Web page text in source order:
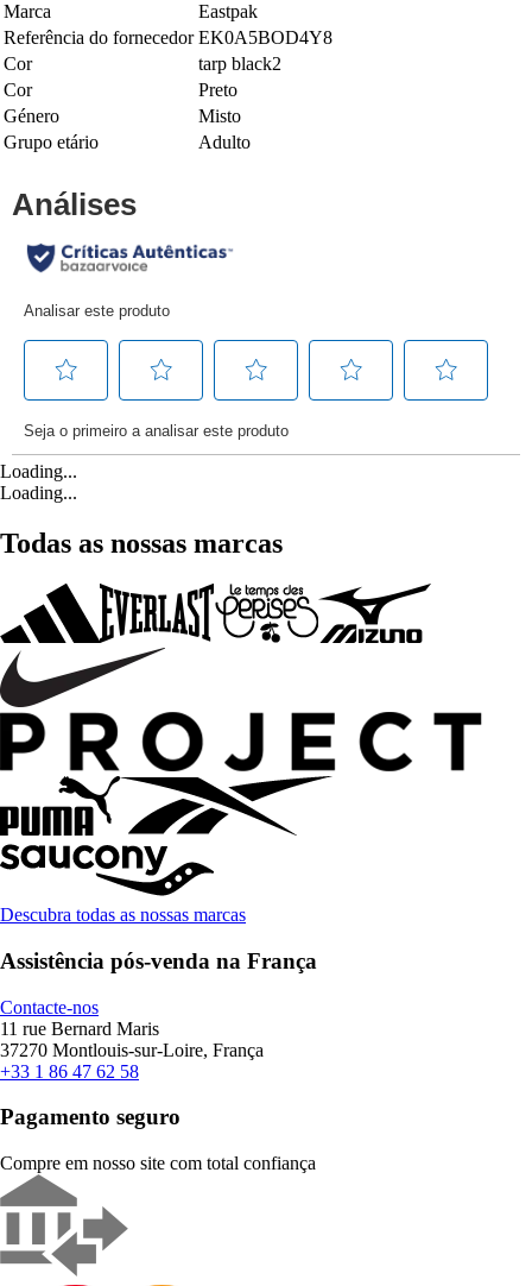
Marca
Eastpak
Referência do fornecedor EK0A5BOD4Y8
Cor
tarp black2
Cor
Preto
Género
Misto
Grupo etário
Adulto
Loading...
Loading...
Todas as nossas marcas
Descubra todas as nossas marcas
Assistência pós-venda na França
Contacte-nos
11 rue Bernard Maris
37270 Montlouis-sur-Loire, França
+33 1 86 47 62 58
Pagamento seguro
Compre em nosso site com total confiança